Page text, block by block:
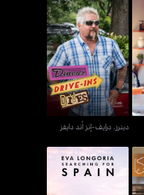
دينرز، درايف-إنز أند دايفز
دينرز، درايف-إنز أند دايفز